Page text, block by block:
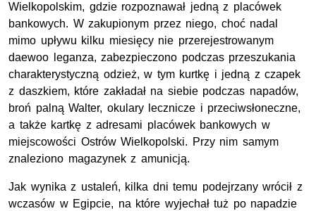
Wielkopolskim, gdzie rozpoznawał jedną z placówek
bankowych. W zakupionym przez niego, choć nadal
mimo upływu kilku miesięcy nie przerejestrowanym
daewoo leganza, zabezpieczono podczas przeszukania
charakterystyczną odzież, w tym kurtkę i jedną z czapek
z daszkiem, które zakładał na siebie podczas napadów,
broń palną Walter, okulary lecznicze i przeciwsłoneczne,
a także kartkę z adresami placówek bankowych w
miejscowości Ostrów Wielkopolski. Przy nim samym
znaleziono magazynek z amunicją.
Jak wynika z ustaleń, kilka dni temu podejrzany wrócił z
wczasów w Egipcie, na które wyjechał tuż po napadzie